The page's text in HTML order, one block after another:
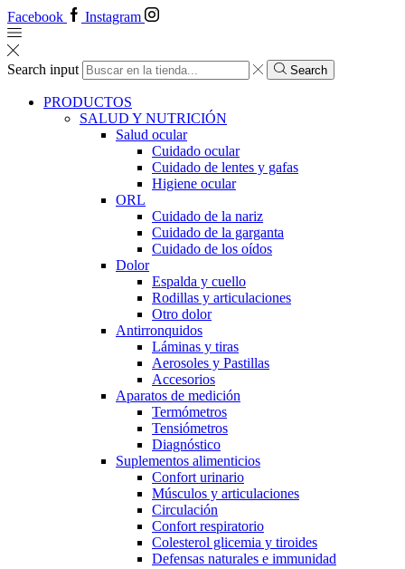
Facebook Instagram
Search input Search
PRODUCTOS
SALUD Y NUTRICIÓN
Salud ocular
Cuidado ocular
Cuidado de lentes y gafas
Higiene ocular
ORL
​​Cuidado de la nariz
​​Cuidado de la garganta
​​Cuidado de los oídos
Dolor
Espalda y cuello
Rodillas y articulaciones
Otro dolor
Antirronquidos
Láminas y tiras
Aerosoles y Pastillas
Accesorios
Aparatos de medición
Termómetros
Tensiómetros
Diagnóstico
Suplementos alimenticios
Confort urinario
Músculos y articulaciones
Circulación
Confort respiratorio
Colesterol glicemia y tiroides
Defensas naturales e immunidad